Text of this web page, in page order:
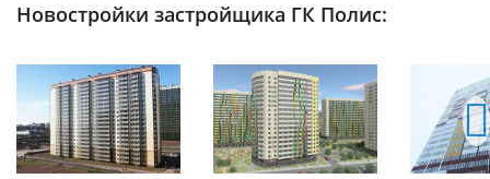
Новостройки застройщика ГК Полис: